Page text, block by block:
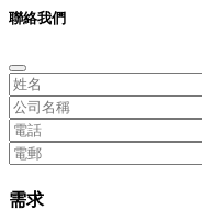
聯絡我們
需求